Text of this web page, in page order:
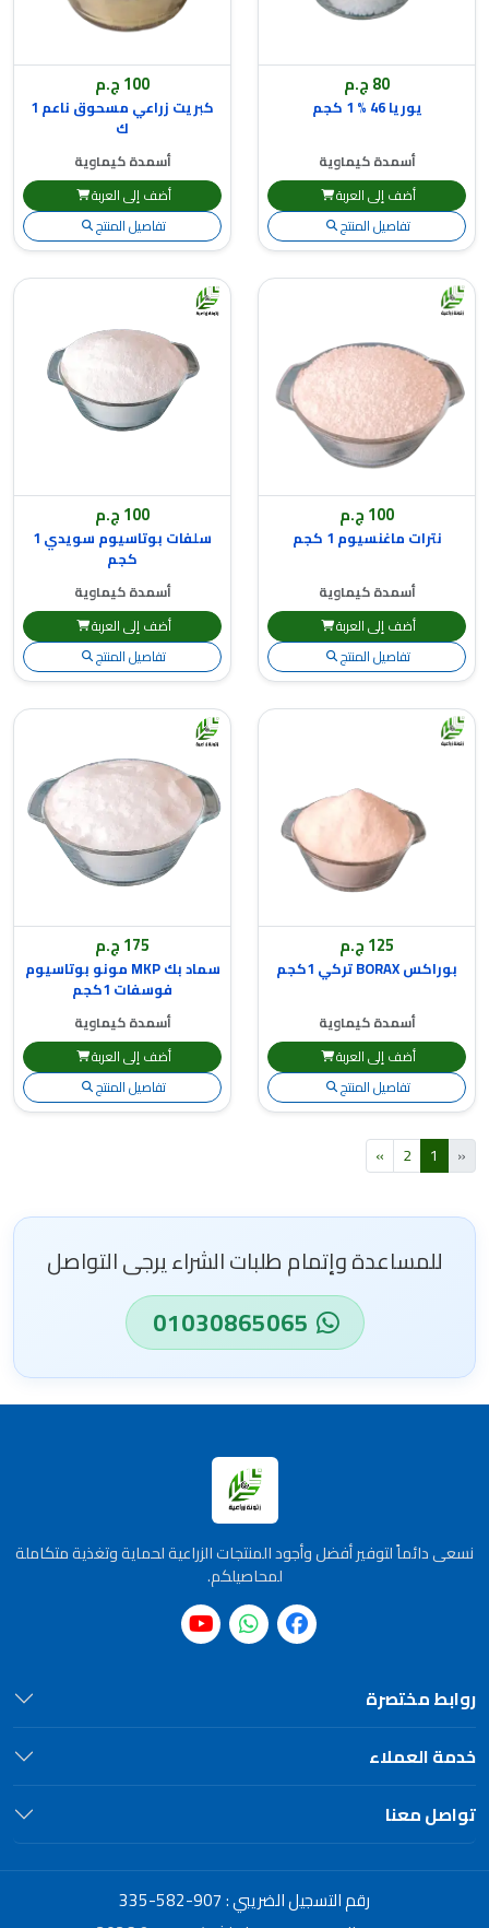
80 ج.م
يوريا 46 % 1 كجم
أسمدة كيماوية
أضف إلى العربة
تفاصيل المنتج
100 ج.م
كبريت زراعي مسحوق ناعم 1
ك
أسمدة كيماوية
أضف إلى العربة
تفاصيل المنتج
100 ج.م
نترات ماغنسيوم 1 كجم
أسمدة كيماوية
أضف إلى العربة
تفاصيل المنتج
100 ج.م
سلفات بوتاسيوم سويدي 1
كجم
أسمدة كيماوية
أضف إلى العربة
تفاصيل المنتج
125 ج.م
بوراكس BORAX تركي 1كجم
أسمدة كيماوية
أضف إلى العربة
تفاصيل المنتج
175 ج.م
سماد بك MKP مونو بوتاسيوم
فوسفات 1كجم
أسمدة كيماوية
أضف إلى العربة
تفاصيل المنتج
«
1
2
»
للمساعدة وإتمام طلبات الشراء يرجى التواصل
01030865065
نسعى دائماً لتوفير أفضل وأجود المنتجات الزراعية لحماية وتغذية متكاملة
لمحاصيلكم.
روابط مختصرة
خدمة العملاء
تواصل معنا
رقم التسجيل الضريبي :335-582-907